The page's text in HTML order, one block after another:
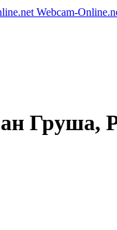
Webcam-Online
Груша,